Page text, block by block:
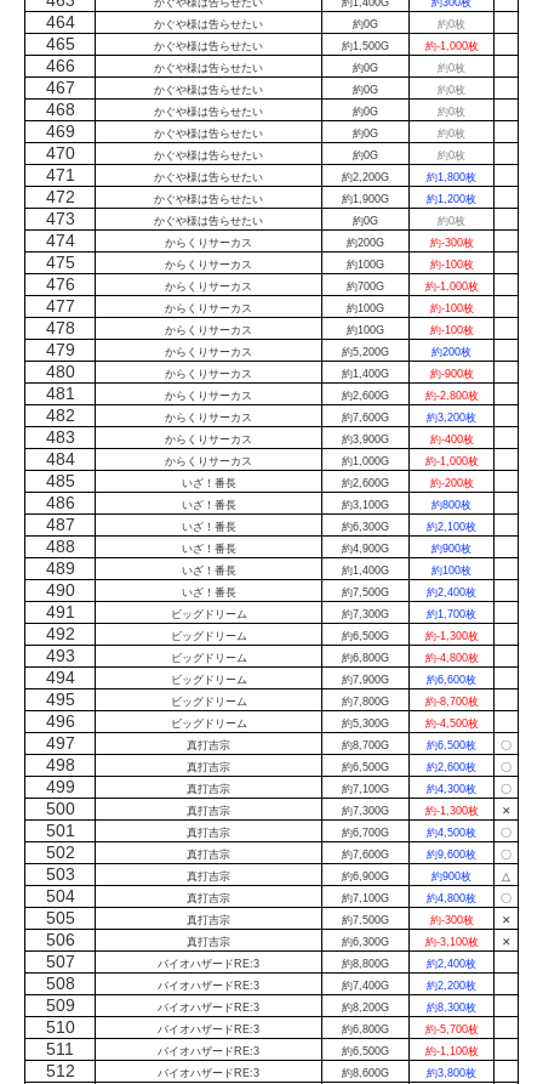
かぐや様は告らせたい 約1,400G 約300枚
464 かぐや様は告らせたい 約0G 約0枚
465 かぐや様は告らせたい 約1,500G 約-1,000枚
466 かぐや様は告らせたい 約0G 約0枚
467 かぐや様は告らせたい 約0G 約0枚
468 かぐや様は告らせたい 約0G 約0枚
469 かぐや様は告らせたい 約0G 約0枚
470 かぐや様は告らせたい 約0G 約0枚
471 かぐや様は告らせたい 約2,200G 約1,800枚
472 かぐや様は告らせたい 約1,900G 約1,200枚
473 かぐや様は告らせたい 約0G 約0枚
474 からくりサーカス 約200G 約-300枚
475 からくりサーカス 約100G 約-100枚
476 からくりサーカス 約700G 約-1,000枚
477 からくりサーカス 約100G 約-100枚
478 からくりサーカス 約100G 約-100枚
479 からくりサーカス 約5,200G 約200枚
480 からくりサーカス 約1,400G 約-900枚
481 からくりサーカス 約2,600G 約-2,800枚
482 からくりサーカス 約7,600G 約3,200枚
483 からくりサーカス 約3,900G 約-400枚
484 からくりサーカス 約1,000G 約-1,000枚
485 いざ！番長 約2,600G 約-200枚
486 いざ！番長 約3,100G 約800枚
487 いざ！番長 約6,300G 約2,100枚
488 いざ！番長 約4,900G 約900枚
489 いざ！番長 約1,400G 約100枚
490 いざ！番長 約7,500G 約2,400枚
491 ビッグドリーム 約7,300G 約1,700枚
492 ビッグドリーム 約6,500G 約-1,300枚
493 ビッグドリーム 約6,800G 約-4,800枚
494 ビッグドリーム 約7,900G 約6,600枚
495 ビッグドリーム 約7,800G 約-8,700枚
496 ビッグドリーム 約5,300G 約-4,500枚
497 真打吉宗 約8,700G 約6,500枚 〇
498 真打吉宗 約6,500G 約2,600枚 〇
499 真打吉宗 約7,100G 約4,300枚 〇
500 真打吉宗 約7,300G 約-1,300枚 ✕
501 真打吉宗 約6,700G 約4,500枚 〇
502 真打吉宗 約7,600G 約9,600枚 〇
503 真打吉宗 約6,900G 約900枚 △
504 真打吉宗 約7,100G 約4,800枚 〇
505 真打吉宗 約7,500G 約-300枚 ✕
506 真打吉宗 約6,300G 約-3,100枚 ✕
507 バイオハザードRE:3 約8,800G 約2,400枚
508 バイオハザードRE:3 約7,400G 約2,200枚
509 バイオハザードRE:3 約8,200G 約8,300枚
510 バイオハザードRE:3 約6,800G 約-5,700枚
511 バイオハザードRE:3 約6,500G 約-1,100枚
512 バイオハザードRE:3 約8,600G 約3,800枚